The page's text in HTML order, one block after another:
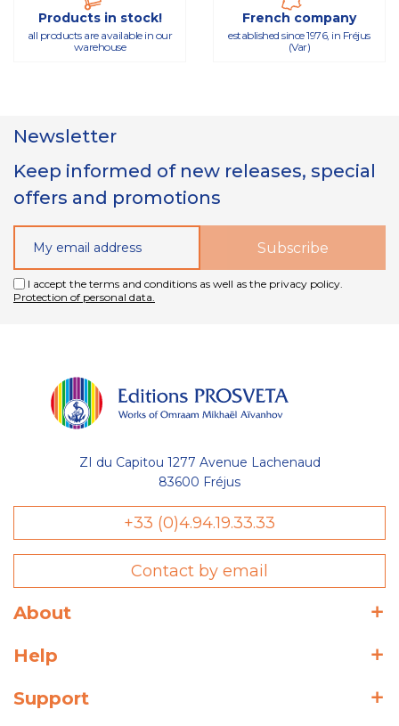
Products in stock!
all products are available in our
warehouse
French company
established since 1976, in Fréjus
(Var)
Newsletter
Keep informed of new releases, special
offers and promotions
I accept the terms and conditions as well as the privacy policy.
Protection of personal data.
ZI du Capitou 1277 Avenue Lachenaud
83600 Fréjus
+33 (0)4.94.19.33.33
Contact by email
About
Help
Support